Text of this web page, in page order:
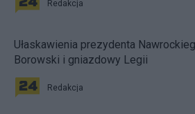
Redakcja
Ułaskawienia prezydenta
Borowski i gniazdowy Legii
Redakcja